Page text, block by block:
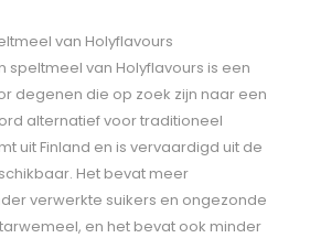
van Holyflavours
speltmeel van Holyflavours is een
degenen die op zoek zijn naar een
alternatief voor traditioneel
uit Finland en is vervaardigd uit de
Het bevat meer
verwerkte suikers en ongezonde
en het bevat ook minder